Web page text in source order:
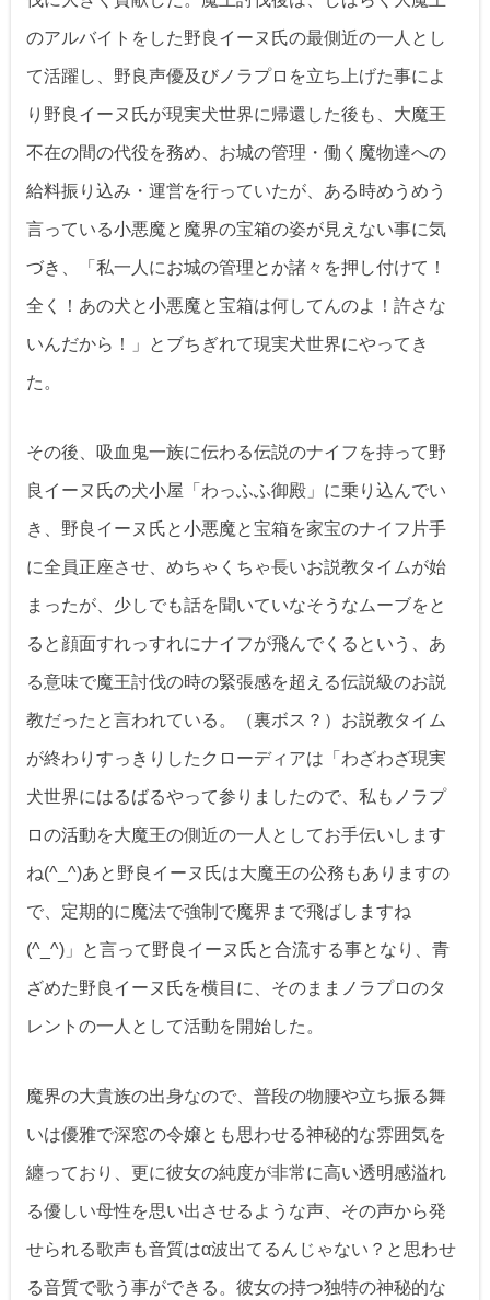
のアルバイトをした野良イーヌ氏の最側近の一人とし
て活躍し、野良声優及びノラプロを立ち上げた事によ
り野良イーヌ氏が現実犬世界に帰還した後も、大魔王
不在の間の代役を務め、お城の管理・働く魔物達への
給料振り込み・運営を行っていたが、ある時めうめう
言っている小悪魔と魔界の宝箱の姿が見えない事に気
づき、「私一人にお城の管理とか諸々を押し付けて！
全く！あの犬と小悪魔と宝箱は何してんのよ！許さな
いんだから！」とブちぎれて現実犬世界にやってき
た。
その後、吸血鬼一族に伝わる伝説のナイフを持って野
良イーヌ氏の犬小屋「わっふふ御殿」に乗り込んでい
き、野良イーヌ氏と小悪魔と宝箱を家宝のナイフ片手
に全員正座させ、めちゃくちゃ長いお説教タイムが始
まったが、少しでも話を聞いていなそうなムーブをと
ると顔面すれっすれにナイフが飛んでくるという、あ
る意味で魔王討伐の時の緊張感を超える伝説級のお説
教だったと言われている。（裏ボス？）お説教タイム
が終わりすっきりしたクローディアは「わざわざ現実
犬世界にはるばるやって参りましたので、私もノラプ
ロの活動を大魔王の側近の一人としてお手伝いします
ね(^_^)あと野良イーヌ氏は大魔王の公務もありますの
で、定期的に魔法で強制で魔界まで飛ばしますね
(^_^)」と言って野良イーヌ氏と合流する事となり、青
ざめた野良イーヌ氏を横目に、そのままノラプロのタ
レントの一人として活動を開始した。
魔界の大貴族の出身なので、普段の物腰や立ち振る舞
いは優雅で深窓の令嬢とも思わせる神秘的な雰囲気を
纏っており、更に彼女の純度が非常に高い透明感溢れ
る優しい母性を思い出させるような声、その声から発
せられる歌声も音質はα波出てるんじゃない？と思わせ
る音質で歌う事ができる。彼女の持つ独特の神秘的な